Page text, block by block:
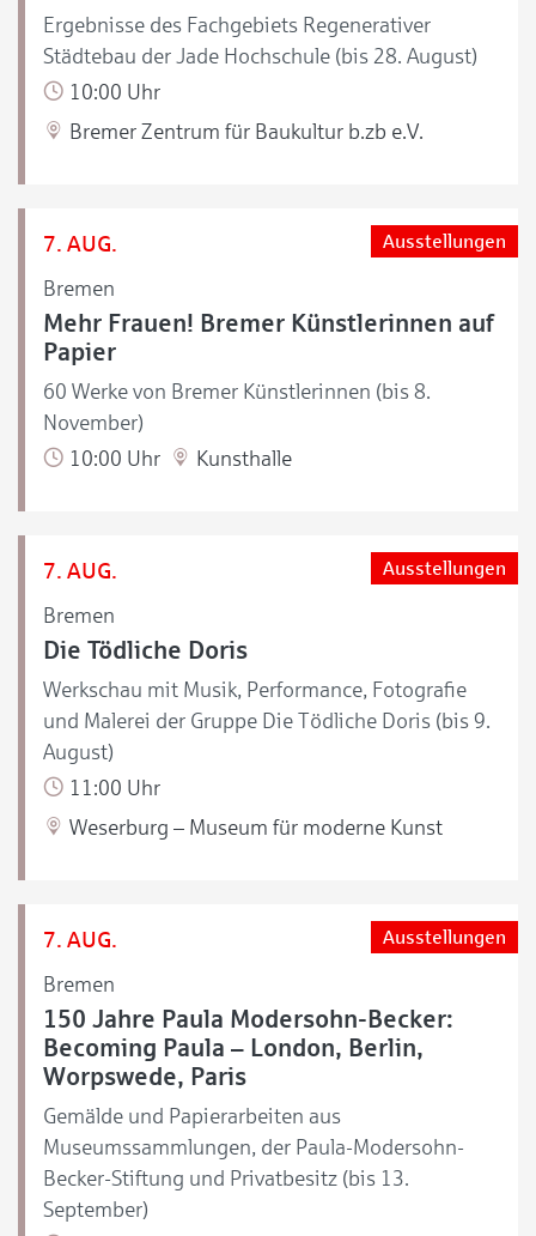
Ergebnisse des Fachgebiets Regenerativer
Städtebau der Jade Hochschule (bis 28. August)
10:00 Uhr
Bremer Zentrum für Baukultur b.zb e.V.
7. AUG.
Bremen
Ausstellungen
Mehr Frauen! Bremer Künstlerinnen auf
Papier
60 Werke von Bremer Künstlerinnen (bis 8.
November)
10:00 Uhr
Kunsthalle
7. AUG.
Bremen
Ausstellungen
Die Tödliche Doris
Werkschau mit Musik, Performance, Fotografie
und Malerei der Gruppe Die Tödliche Doris (bis 9.
August)
11:00 Uhr
Weserburg – Museum für moderne Kunst
7. AUG.
Bremen
Ausstellungen
150 Jahre Paula Modersohn-Becker:
Becoming Paula – London, Berlin,
Worpswede, Paris
Gemälde und Papierarbeiten aus
Museumssammlungen, der Paula-Modersohn-
Becker-Stiftung und Privatbesitz (bis 13.
September)